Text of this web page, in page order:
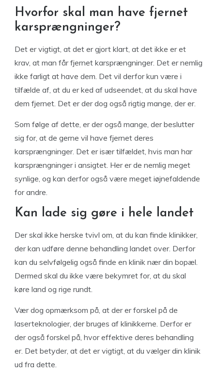
Hvorfor skal man have fjernet
karsprængninger?
Det er vigtigt, at det er gjort klart, at det ikke er et
krav, at man får fjernet karsprængninger. Det er nemlig
ikke farligt at have dem. Det vil derfor kun være i
tilfælde af, at du er ked af udseendet, at du skal have
dem fjernet. Det er der dog også rigtig mange, der er.
Som følge af dette, er der også mange, der beslutter
sig for, at de gerne vil have fjernet deres
karsprængninger. Det er især tilfældet, hvis man har
karsprængninger i ansigtet. Her er de nemlig meget
synlige, og kan derfor også være meget iøjnefaldende
for andre.
Kan lade sig gøre i hele landet
Der skal ikke herske tvivl om, at du kan finde klinikker,
der kan udføre denne behandling landet over. Derfor
kan du selvfølgelig også finde en klinik nær din bopæl.
Dermed skal du ikke være bekymret for, at du skal
køre land og rige rundt.
Vær dog opmærksom på, at der er forskel på de
laserteknologier, der bruges af klinikkerne. Derfor er
der også forskel på, hvor effektive deres behandling
er. Det betyder, at det er vigtigt, at du vælger din klinik
ud fra dette.